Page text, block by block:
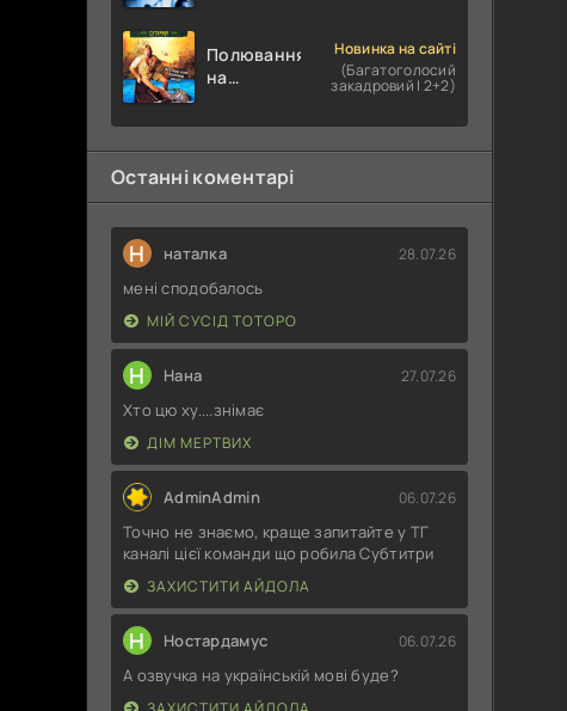
Полювання
на
Сутичка
Новинка на сайті
(Багатоголосий
закадровий | 2+2)
Останні коментарі
Н наталка 28.07.26
мені сподобалось
МІЙ СУСІД ТОТОРО
Н Нана 27.07.26
Хто цю ху....знімає
ДІМ МЕРТВИХ
AdminAdmin 06.07.26
Точно не знаємо, краще запитайте у ТГ
каналі цієї команди що робила Субтитри
ЗАХИСТИТИ АЙДОЛА
Н Ностардамус 06.07.26
А озвучка на українській мові буде?